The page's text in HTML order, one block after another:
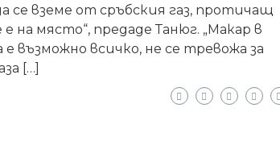
се вземе от сръбския газ, протичащ
на място“, предаде Танюг. „Макар в
възможно всичко, не се тревожа за
[…]